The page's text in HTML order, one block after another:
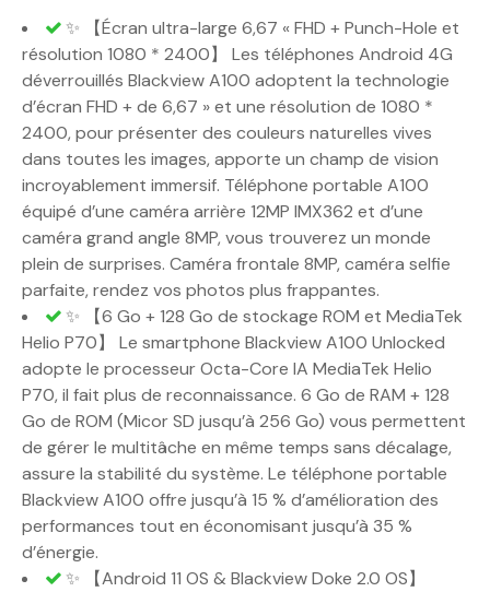
✨ 【Écran ultra-large 6,67 « FHD + Punch-Hole et
résolution 1080 * 2400】 Les téléphones Android 4G
déverrouillés Blackview A100 adoptent la technologie
d’écran FHD + de 6,67 » et une résolution de 1080 *
2400, pour présenter des couleurs naturelles vives
dans toutes les images, apporte un champ de vision
incroyablement immersif. Téléphone portable A100
équipé d’une caméra arrière 12MP IMX362 et d’une
caméra grand angle 8MP, vous trouverez un monde
plein de surprises. Caméra frontale 8MP, caméra selfie
parfaite, rendez vos photos plus frappantes.
✨ 【6 Go + 128 Go de stockage ROM et MediaTek
Helio P70】 Le smartphone Blackview A100 Unlocked
adopte le processeur Octa-Core IA MediaTek Helio
P70, il fait plus de reconnaissance. 6 Go de RAM + 128
Go de ROM (Micor SD jusqu’à 256 Go) vous permettent
de gérer le multitâche en même temps sans décalage,
assure la stabilité du système. Le téléphone portable
Blackview A100 offre jusqu’à 15 % d’amélioration des
performances tout en économisant jusqu’à 35 %
d’énergie.
✨ 【Android 11 OS & Blackview Doke 2.0 OS】